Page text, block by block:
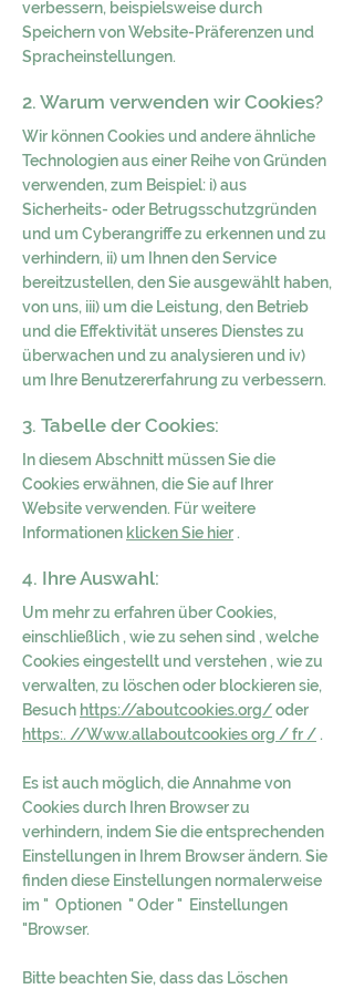
verbessern, beispielsweise durch
Speichern von Website-Präferenzen und
Spracheinstellungen.
2. Warum verwenden wir Cookies?
Wir können Cookies und andere ähnliche
Technologien aus einer Reihe von Gründen
verwenden, zum Beispiel: i) aus
Sicherheits- oder Betrugsschutzgründen
und um Cyberangriffe zu erkennen und zu
verhindern, ii) um Ihnen den Service
bereitzustellen, den Sie ausgewählt haben,
von uns, iii) um die Leistung, den Betrieb
und die Effektivität unseres Dienstes zu
überwachen und zu analysieren und iv)
um Ihre Benutzererfahrung zu verbessern.
3. Tabelle der Cookies:
In diesem Abschnitt müssen Sie die
Cookies erwähnen, die Sie auf Ihrer
Website verwenden. Für weitere
Informationen klicken Sie hier .
4. Ihre Auswahl:
Um mehr zu erfahren über Cookies,
einschließlich , wie zu sehen sind , welche
Cookies eingestellt und verstehen , wie zu
verwalten, zu löschen oder blockieren sie,
Besuch https://aboutcookies.org/oder
https:. //Www.allaboutcookies org / fr / .
Es ist auch möglich, die Annahme von
Cookies durch Ihren Browser zu
verhindern, indem Sie die entsprechenden
Einstellungen in Ihrem Browser ändern. Sie
finden diese Einstellungen normalerweise
im " Optionen " Oder " Einstellungen
"Browser.
Bitte beachten Sie, dass das Löschen